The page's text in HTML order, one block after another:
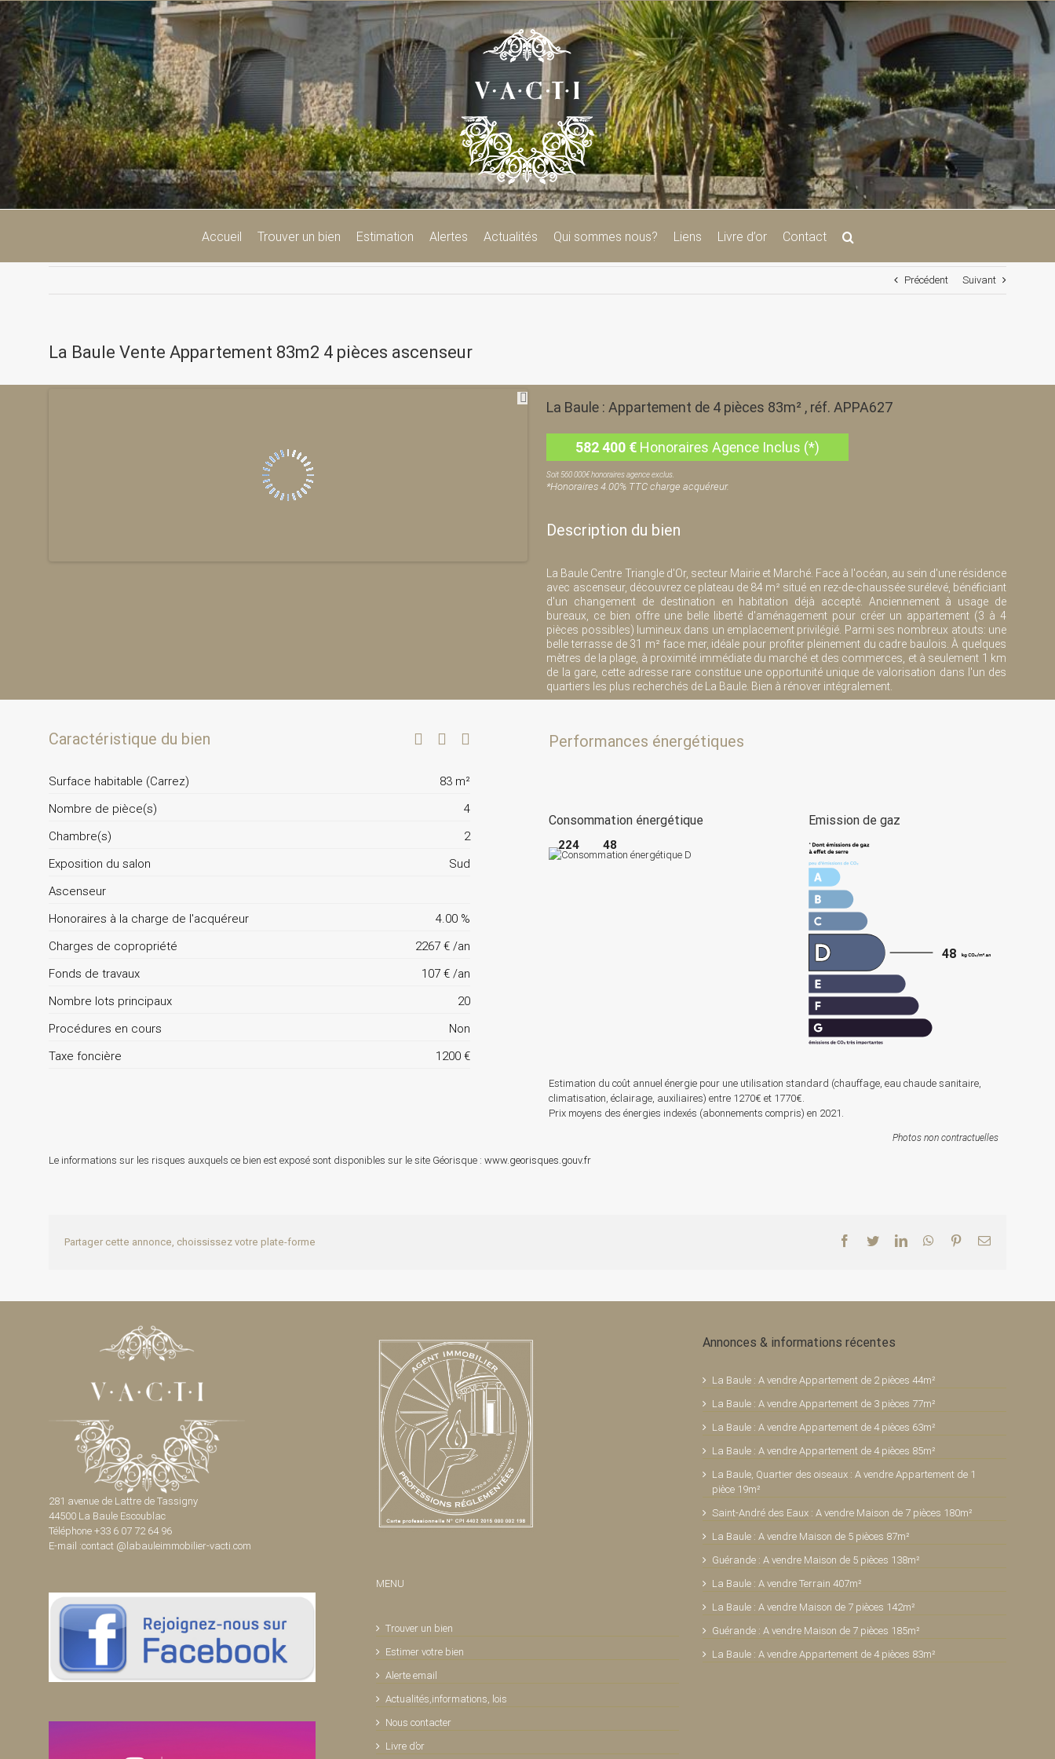
Passer
au
contenu
Accueil Trouver un bien Estimation Alertes Actualités Qui sommes nous? Liens Livre d’or Contact
Précédent Suivant
La Baule Vente Appartement 83m2 4 pièces ascenseur
La Baule : Appartement de 4 pièces 83m² , réf. APPA627
582 400 € Honoraires Agence Inclus (*)
Soit 560 000€ honoraires agence exclus.
*Honoraires 4.00% TTC charge acquéreur.
Description du bien
La Baule Centre Triangle d'Or, secteur Mairie et Marché. Face à l'océan, au sein d'une résidence
avec ascenseur, découvrez ce plateau de 84 m² situé en rez-de-chaussée surélevé, bénéficiant
d'un changement de destination en habitation déjà accepté. Anciennement à usage de
bureaux, ce bien offre une belle liberté d'aménagement pour créer un appartement (3 à 4
pièces possibles) lumineux dans un emplacement privilégié. Parmi ses nombreux atouts: une
belle terrasse de 31 m² face mer, idéale pour profiter pleinement du cadre baulois. À quelques
mètres de la plage, à proximité immédiate du marché et des commerces, et à seulement 1 km
de la gare, cette adresse rare constitue une opportunité unique de valorisation dans l'un des
quartiers les plus recherchés de La Baule. Bien à rénover intégralement.
Caractéristique du bien
Surface habitable (Carrez)
83 m²
Nombre de pièce(s)
4
Chambre(s)
2
Exposition du salon
Sud
Ascenseur
Honoraires à la charge de l'acquéreur
4.00 %
Charges de copropriété
2267 € /an
Fonds de travaux
107 € /an
Nombre lots principaux
20
Procédures en cours
Non
Taxe foncière
1200 €
Performances énergétiques
Consommation énergétique
224 48
Emission de gaz
48
Estimation du coût annuel énergie pour une utilisation standard (chauffage, eau chaude sanitaire,
climatisation, éclairage, auxiliaires) entre 1270€ et 1770€.
Prix moyens des énergies indexés (abonnements compris) en 2021.
Photos non contractuelles
Le informations sur les risques auxquels ce bien est exposé sont disponibles sur le site Géorisque : www.georisques.gouv.fr
Partager cette annonce, choississez votre plate-forme Facebook
TwitterLinkedInWhatsApp
PinterestEmail
281 avenue de Lattre de Tassigny
44500 La Baule Escoublac
Téléphone +33 6 07 72 64 96
E-mail :contact @labauleimmobilier-vacti.com
MENU
Trouver un bien
Estimer votre bien
Alerte email
Actualités,informations, lois
Nous contacter
Livre d’or
Annonces & informations récentes
La Baule : A vendre Appartement de 2 pièces 44m²
La Baule : A vendre Appartement de 3 pièces 77m²
La Baule : A vendre Appartement de 4 pièces 63m²
La Baule : A vendre Appartement de 4 pièces 85m²
La Baule, Quartier des oiseaux : A vendre Appartement de 1
pièce 19m²
Saint-André des Eaux : A vendre Maison de 7 pièces 180m²
La Baule : A vendre Maison de 5 pièces 87m²
Guérande : A vendre Maison de 5 pièces 138m²
La Baule : A vendre Terrain 407m²
La Baule : A vendre Maison de 7 pièces 142m²
Guérande : A vendre Maison de 7 pièces 185m²
La Baule : A vendre Appartement de 4 pièces 83m²